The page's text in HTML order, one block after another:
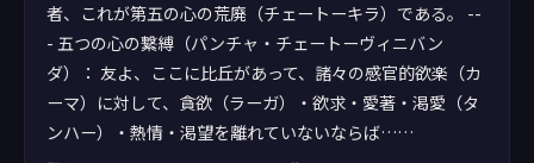
者、これが第五の心の荒廃（チェートーキラ）である。 --
- 五つの心の繋縛（パンチャ・チェートーヴィニバン
ダ）： 友よ、ここに比丘があって、諸々の感官的欲楽（カ
ーマ）に対して、貪欲（ラーガ）・欲求・愛著・渇愛（タ
ンハー）・熱情・渇望を離れていないならば……